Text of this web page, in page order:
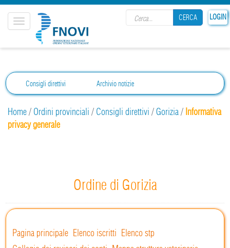
LOGIN
CERCA
CERCA
Toggle
navigation
Consigli direttivi Archivio notizie
Home/ Ordini provinciali / Consigli direttivi /Gorizia/ Informativa
privacy generale
Ordine di Gorizia
Pagina principale Elenco iscritti Elenco stp